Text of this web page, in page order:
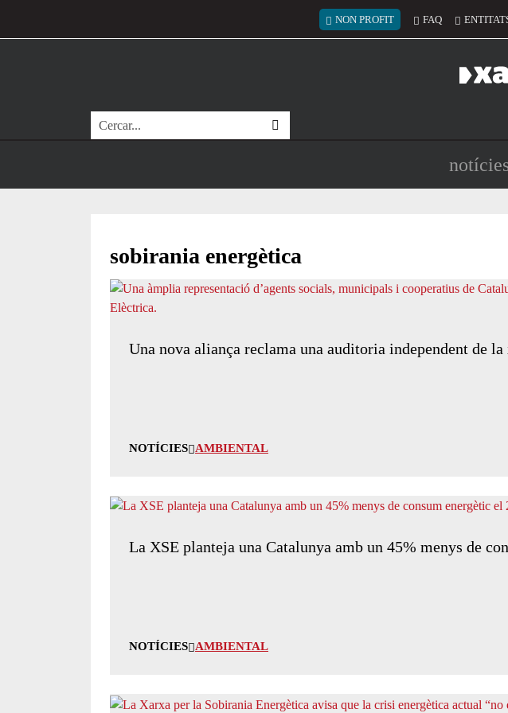
Menú del compte
NON PROFIT FAQ
Cerca
sobirania energètica
Una nova aliança reclama una auditoria independent de
NOTÍCIES AMBIENTAL
La XSE planteja una Catalunya amb un 45% menys de
NOTÍCIES AMBIENTAL